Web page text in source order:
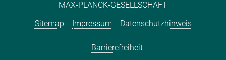
MAX-PLANCK-GESELLSCHAFT
Sitemap
Impressum Datenschutzhinweis
Barrierefreiheit